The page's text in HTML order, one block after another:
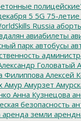
5 5G 75-
Russia
авиабилеты
парк автобусы
Головатый
Филиппова Алексей
Амур Амурзет
Анна Кузнецова
безопасность
аренда земли